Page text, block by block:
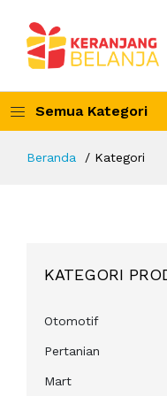
Semua Kategori
Beranda Kategori
KATEGORI
Otomotif
Pertanian
Mart